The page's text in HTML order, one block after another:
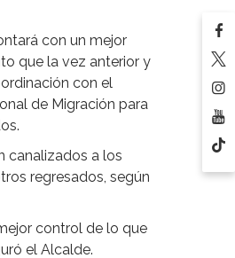
con un mejor
que la vez anterior y
con el
de Migración para
canalizados a los
regresados, según
control de lo que
el Alcalde.